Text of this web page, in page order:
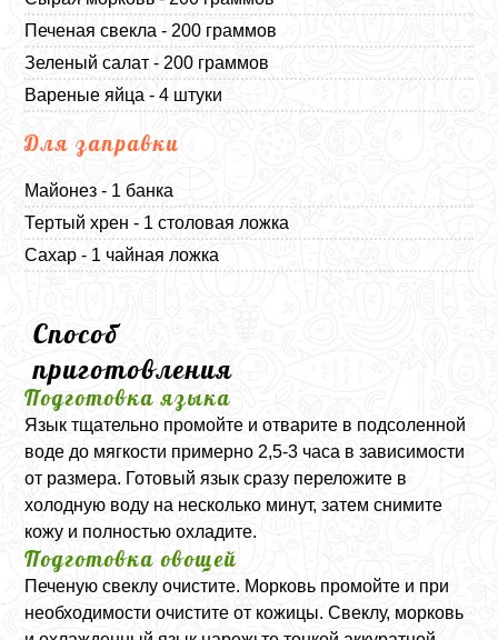
Печеная свекла - 200 граммов
Зеленый салат - 200 граммов
Вареные яйца - 4 штуки
Для заправки
Майонез - 1 банка
Тертый хрен - 1 столовая ложка
Сахар - 1 чайная ложка
Способ
приготовления
Подготовка языка
Язык тщательно промойте и отварите в подсоленной
воде до мягкости примерно 2,5-3 часа в зависимости
от размера. Готовый язык сразу переложите в
холодную воду на несколько минут, затем снимите
кожу и полностью охладите.
Подготовка овощей
Печеную свеклу очистите. Морковь промойте и при
необходимости очистите от кожицы. Свеклу, морковь